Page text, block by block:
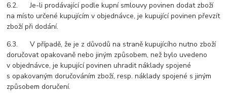
6.2. Je-li prodávající podle kupní smlouvy povinen dodat zboží
na místo určené kupujícím v objednávce, je kupující povinen převzít
zboží při dodání.
6.3. V případě, že je z důvodů na straně kupujícího nutno zboží
doručovat opakovaně nebo jiným způsobem, než bylo uvedeno
v objednávce, je kupující povinen uhradit náklady spojené
s opakovaným doručováním zboží, resp. náklady spojené s jiným
způsobem doručení.